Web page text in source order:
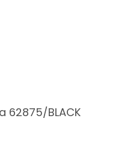
62875/BLACK
5 z 5 hviezdičiek.